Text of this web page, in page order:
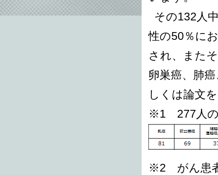
その132人
性の50％に
され、また
卵巣癌、肺
しくは論文
※1 277人の
※2 がん患者